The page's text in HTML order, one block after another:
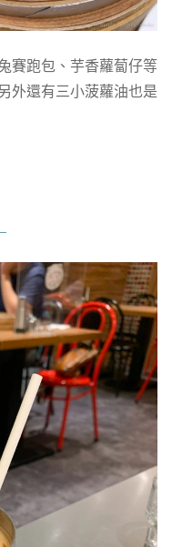
賽跑包、芋香蘿蔔仔等
外還有三小菠蘿油也是